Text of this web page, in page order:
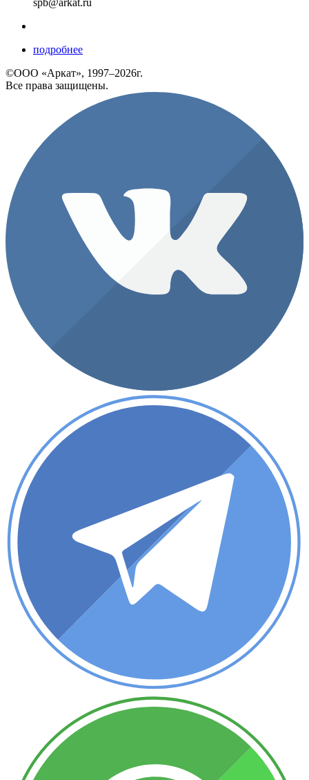
spb@arkat.ru
подробнее
©ООО «Аркат», 1997–2026г.
Все права защищены.